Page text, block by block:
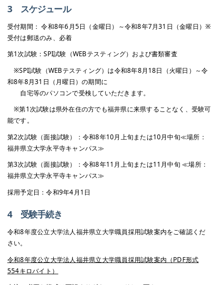
3 スケジュール
受付期間： 令和8年6月5日（金曜日）～令和8年7月31日（金曜日）※
受付は郵送のみ、必着
第1次試験：SPI試験（WEBテスティング）および書類審査
※SPI試験（WEBテスティング）は令和8年8月18日（火曜日）～令
和8年8月31日（月曜日）の期間に
自宅等のパソコンで受検していただきます。
※第1次試験は県外在住の方でも福井県に来県することなく、受験可
能です。
第2次試験（面接試験）：令和8年10月上旬または10月中旬≪場所：
福井県立大学永平寺キャンパス≫
第3次試験（面接試験）：令和8年11月上旬または11月中旬 ≪場所：
福井県立大学永平寺キャンパス≫
採用予定日：令和9年4月1日
4 受験手続き
令和8年度公立大学法人福井県立大学職員採用試験案内をご確認くだ
さい。
令和8年度公立大学法人福井県立大学職員採用試験案内（PDF形式
554キロバイト）